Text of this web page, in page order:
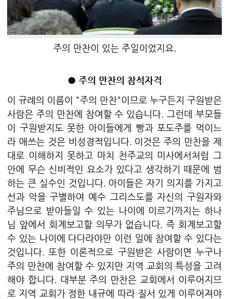
주의 만찬이 있는 주일이었지요.
● 주의 만찬의 참석자격
이 규례의 이름이 "주의 만찬"이므로 누구든지 구원받은
사람은 주의 만찬에 참여할 수 있습니다. 그런데 부모들
이 구원받지도 못한 아이들에게 빵과 포도주를 먹이느
라 애쓰는 것은 비성경적입니다. 이것은 주의 만찬을 제
대로 이해하지 못하고 마치 천주교의 미사에서처럼 그
안에 무슨 신비적인 요소가 있다고 생각하기 때문에 범
하는 큰 실수인 것입니다. 아이들은 자기 의지를 가지고
선과 악을 구별하여 예수 그리스도를 자신의 구원자와
주님으로 받아들일 수 있는 나이에 이르기까지는 하나
님 앞에서 회계보고할 의무가 없습니다. 즉 회계보고할
수 있는 나이에 다다라야만 이런 일에 참여할 수 있다는
것입니다. 또한 이론적으로 구원받은 사람이면 누구나
주의 만찬에 참여할 수 있지만 지역 교회의 특성을 고려
해야 합니다. 대부분 주의 만찬은 교회에서 이루어지므
로 지역 교회가 정한 내규에 따라 질서 있게 이루어져야